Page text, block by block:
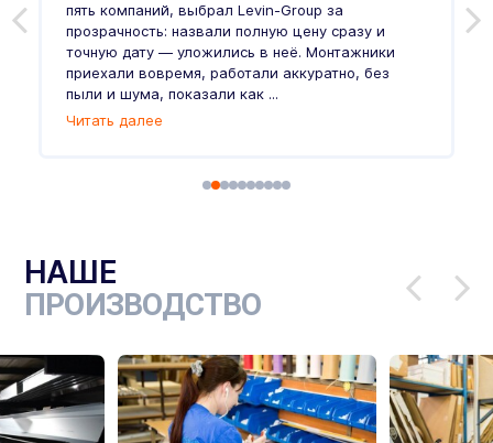
пять компаний, выбрал Levin-Group за
прозрачность: назвали полную цену сразу и
точную дату — уложились в неё. Монтажники
приехали вовремя, работали аккуратно, без
пыли и шума, показали как ...
Читать далее
НАШЕ
ПРОИЗВОДСТВО